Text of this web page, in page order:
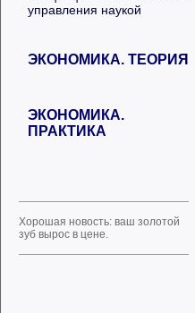
управления наукой
ЭКОНОМИКА. ТЕОРИЯ
ЭКОНОМИКА.
ПРАКТИКА
Хорошая новость: ваш золотой
зуб вырос в цене.